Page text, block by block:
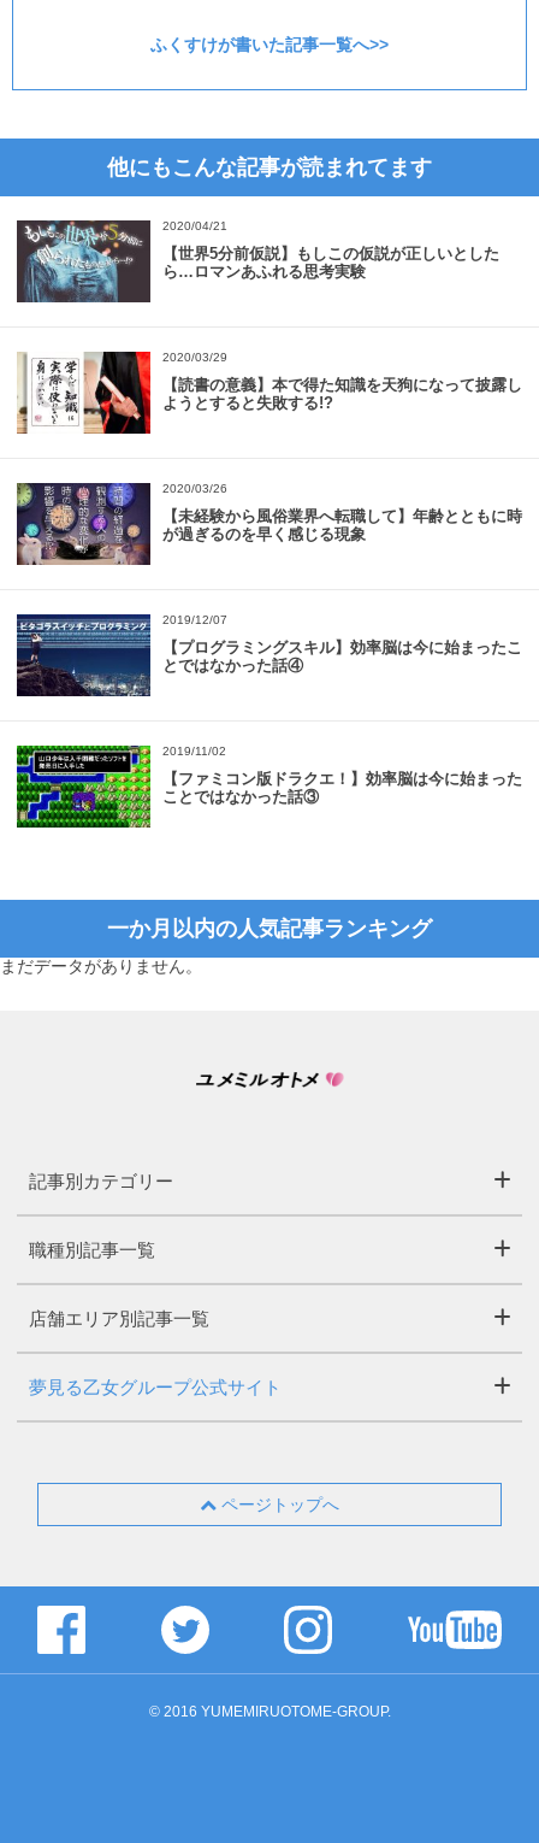
ふくすけが書いた記事一覧へ>>
他にもこんな記事が読まれてます
2020/04/21
【世界5分前仮説】もしこの仮説が正しいとした
ら…ロマンあふれる思考実験
2020/03/29
【読書の意義】本で得た知識を天狗になって披露し
ようとすると失敗する!?
2020/03/26
【未経験から風俗業界へ転職して】年齢とともに時
が過ぎるのを早く感じる現象
2019/12/07
【プログラミングスキル】効率脳は今に始まったこ
とではなかった話④
2019/11/02
【ファミコン版ドラクエ！】効率脳は今に始まった
ことではなかった話③
一か月以内の人気記事ランキング
まだデータがありません。
記事別カテゴリー
職種別記事一覧
店舗エリア別記事一覧
夢見る乙女グループ公式サイト
ページトップへ
© 2016 YUMEMIRUOTOME-GROUP.